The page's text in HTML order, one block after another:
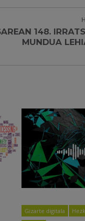
148.
MUNDUA
Gizarte digitala